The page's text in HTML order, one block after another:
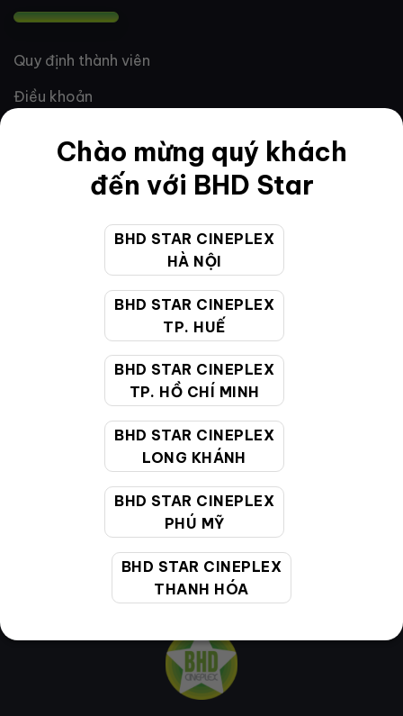
Chào mừng quý khách
đến với BHD Star
BHD STAR CINEPLEX
HÀ NỘI
BHD STAR CINEPLEX
TP. HUẾ
BHD STAR CINEPLEX
TP. HỒ CHÍ MINH
BHD STAR CINEPLEX
LONG KHÁNH
BHD STAR CINEPLEX
PHÚ MỸ
BHD STAR CINEPLEX
THANH HÓA
Quy định thành viên
Điều khoản
Quy định và chính sách chung
CHĂM SÓC KHÁCH HÀNG
19002099
9:00 - 22:00 (Tất cả các ngày bao
gồm cả Lễ, Tết)
cskh@bhdstar.vn